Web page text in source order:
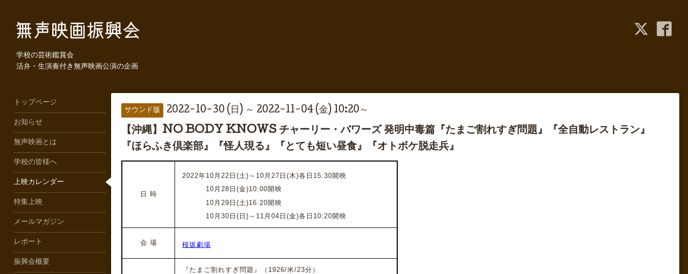
学校の芸術鑑賞会
活弁・生演奏付き無声映画公演の企画
サウンド版 2022-10-30 (日) ～ 2022-11-04 (金) 10:20～
【沖縄】NO BODY KNOWS チャーリー・バワーズ 発明中毒篇『たまご割れすぎ問題』『全自動レストラン』
『ほらふき倶楽部』『怪人現る』『とても短い昼食』『オトボケ脱走兵』
日 時
2022年10月22日(土)～10月27日(木)各日15:30開映
10月28日(金)10:00開映
10月29日(土)16:20開映
10月30日(日)～11月04日(金)各日10:20開映
会 場 桜坂劇場
『たまご割れすぎ問題』（1926/米/23分）
トップページ
お知らせ
無声映画とは
学校の皆様へ
上映カレンダー
特集上映
メールマガジン
レポート
振興会概要